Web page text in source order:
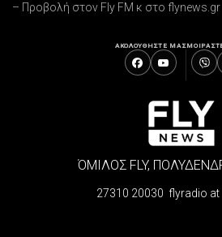
– Προβολή στον Fly FM κ στο flynews.gr
ΑΚΟΛΟΥΘΗΣΤΕ ΜΑΣ
ΌΜΙΛΟΣ FLY,
27310 20030 flyradio at